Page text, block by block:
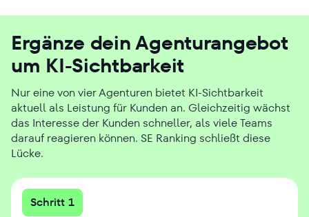
Ergänze dein Agenturangebot
um KI-Sichtbarkeit
Nur eine von vier Agenturen bietet KI-Sichtbarkeit
aktuell als Leistung für Kunden an. Gleichzeitig wächst
das Interesse der Kunden schneller, als viele Teams
darauf reagieren können. SE Ranking schließt diese
Lücke.
Schritt 1